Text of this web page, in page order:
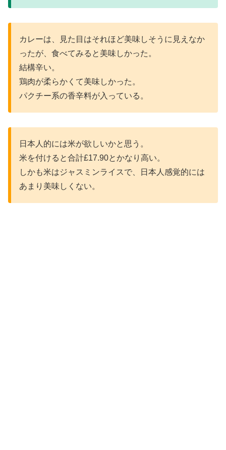
カレーは、見た目はそれほど美味しそうに見えなか
ったが、食べてみると美味しかった。
結構辛い。
鶏肉が柔らかくて美味しかった。
パクチー系の香辛料が入っている。
日本人的には米が欲しいかと思う。
米を付けると合計£17.90とかなり高い。
しかも米はジャスミンライスで、日本人感覚的には
あまり美味しくない。